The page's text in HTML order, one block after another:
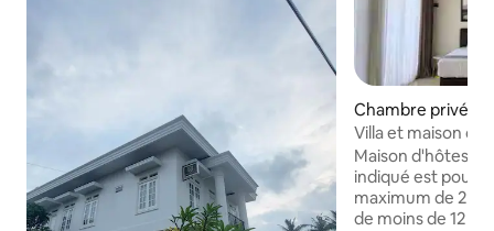
Chambre privée ⋅
Villa et maison
de l'aéroport YIA
Maison d'hôtes Omah
indiqué est pour
maximum de 2
de moins de 12